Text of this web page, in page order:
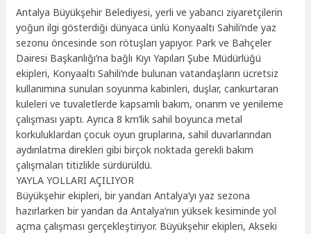
Antalya Büyükşehir Belediyesi, yerli ve yabancı ziyaretçilerin
yoğun ilgi gösterdiği dünyaca ünlü Konyaaltı Sahili’nde yaz
sezonu öncesinde son rötuşları yapıyor. Park ve Bahçeler
Dairesi Başkanlığı’na bağlı Kıyı Yapıları Şube Müdürlüğü
ekipleri, Konyaaltı Sahili’nde bulunan vatandaşların ücretsiz
kullanımına sunulan soyunma kabinleri, duşlar, cankurtaran
kuleleri ve tuvaletlerde kapsamlı bakım, onarım ve yenileme
çalışması yaptı. Ayrıca 8 km’lik sahil boyunca metal
korkuluklardan çocuk oyun gruplarına, sahil duvarlarından
aydınlatma direkleri gibi birçok noktada gerekli bakım
çalışmaları titizlikle sürdürüldü.
YAYLA YOLLARI AÇILIYOR
Büyükşehir ekipleri, bir yandan Antalya’yı yaz sezona
hazırlarken bir yandan da Antalya’nın yüksek kesiminde yol
açma çalışması gerçekleştiriyor. Büyükşehir ekipleri, Akseki